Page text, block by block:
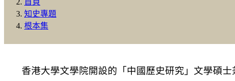
知史專題
根本集
香港大學文學院開設的「中國歷史研究」文學碩